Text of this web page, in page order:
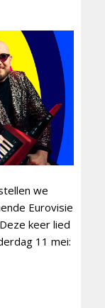
we
Eurovisie
keer lied
11 mei: